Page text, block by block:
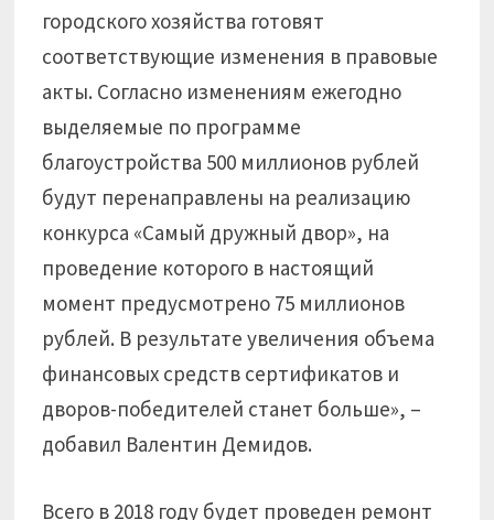
городского хозяйства готовят
соответствующие изменения в правовые
акты. Согласно изменениям ежегодно
выделяемые по программе
благоустройства 500 миллионов рублей
будут перенаправлены на реализацию
конкурса «Самый дружный двор», на
проведение которого в настоящий
момент предусмотрено 75 миллионов
рублей. В результате увеличения объема
финансовых средств сертификатов и
дворов-победителей станет больше», –
добавил Валентин Демидов.
Всего в 2018 году будет проведен ремонт